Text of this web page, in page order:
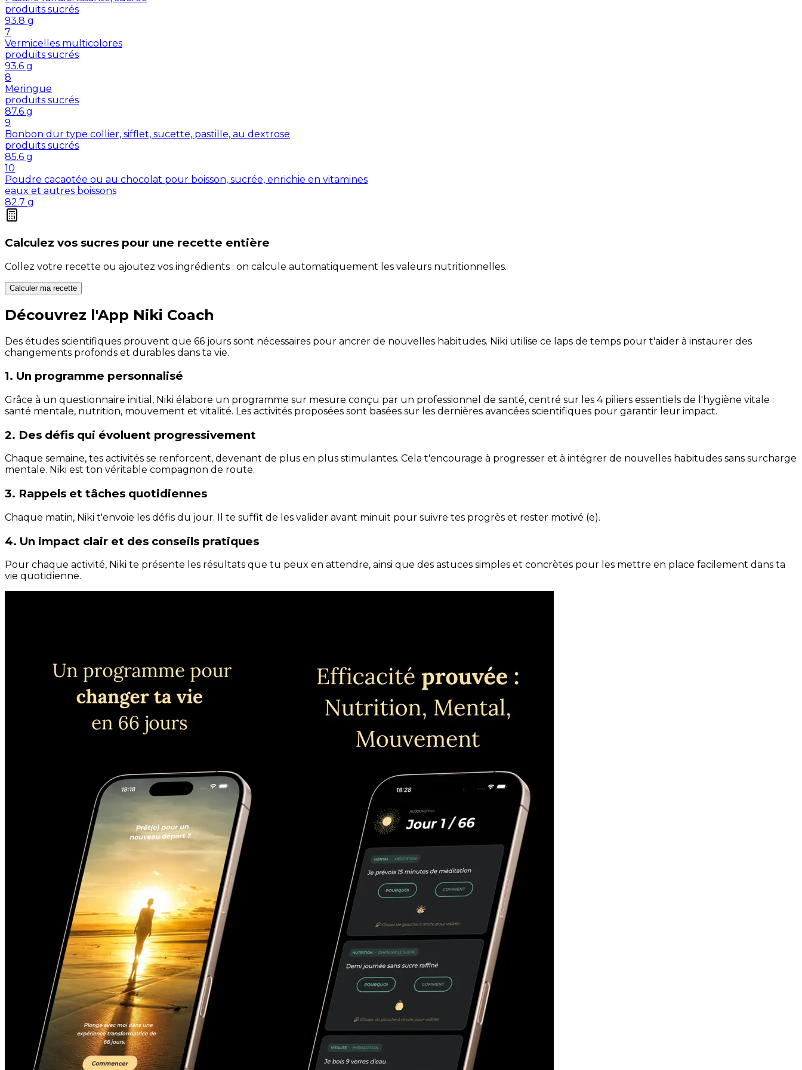
produits sucrés
93.8 g
7
Vermicelles multicolores
produits sucrés
93.6 g
8
Meringue
produits sucrés
87.6 g
9
Bonbon dur type collier, sifflet, sucette, pastille, au dextrose
produits sucrés
85.6 g
10
Poudre cacaotée ou au chocolat pour boisson, sucrée, enrichie en vitamines
eaux et autres boissons
82.7 g
Calculez vos sucres pour une recette entière
Collez votre recette ou ajoutez vos ingrédients : on calcule automatiquement les valeurs nutritionnelles.
Calculer ma recette
Découvrez l'App Niki Coach
Des études scientifiques prouvent que 66 jours sont nécessaires pour ancrer de nouvelles habitudes. Niki utilise ce laps de temps pour t'aider à instaurer des
changements profonds et durables dans ta vie.
1. Un programme personnalisé
Grâce à un questionnaire initial, Niki élabore un programme sur mesure conçu par un professionnel de santé, centré sur les 4 piliers essentiels de l'hygiène vitale :
santé mentale, nutrition, mouvement et vitalité. Les activités proposées sont basées sur les dernières avancées scientifiques pour garantir leur impact.
2. Des défis qui évoluent progressivement
Chaque semaine, tes activités se renforcent, devenant de plus en plus stimulantes. Cela t'encourage à progresser et à intégrer de nouvelles habitudes sans surcharge
mentale. Niki est ton véritable compagnon de route.
3. Rappels et tâches quotidiennes
Chaque matin, Niki t'envoie les défis du jour. Il te suffit de les valider avant minuit pour suivre tes progrès et rester motivé (e).
4. Un impact clair et des conseils pratiques
Pour chaque activité, Niki te présente les résultats que tu peux en attendre, ainsi que des astuces simples et concrètes pour les mettre en place facilement dans ta
vie quotidienne.